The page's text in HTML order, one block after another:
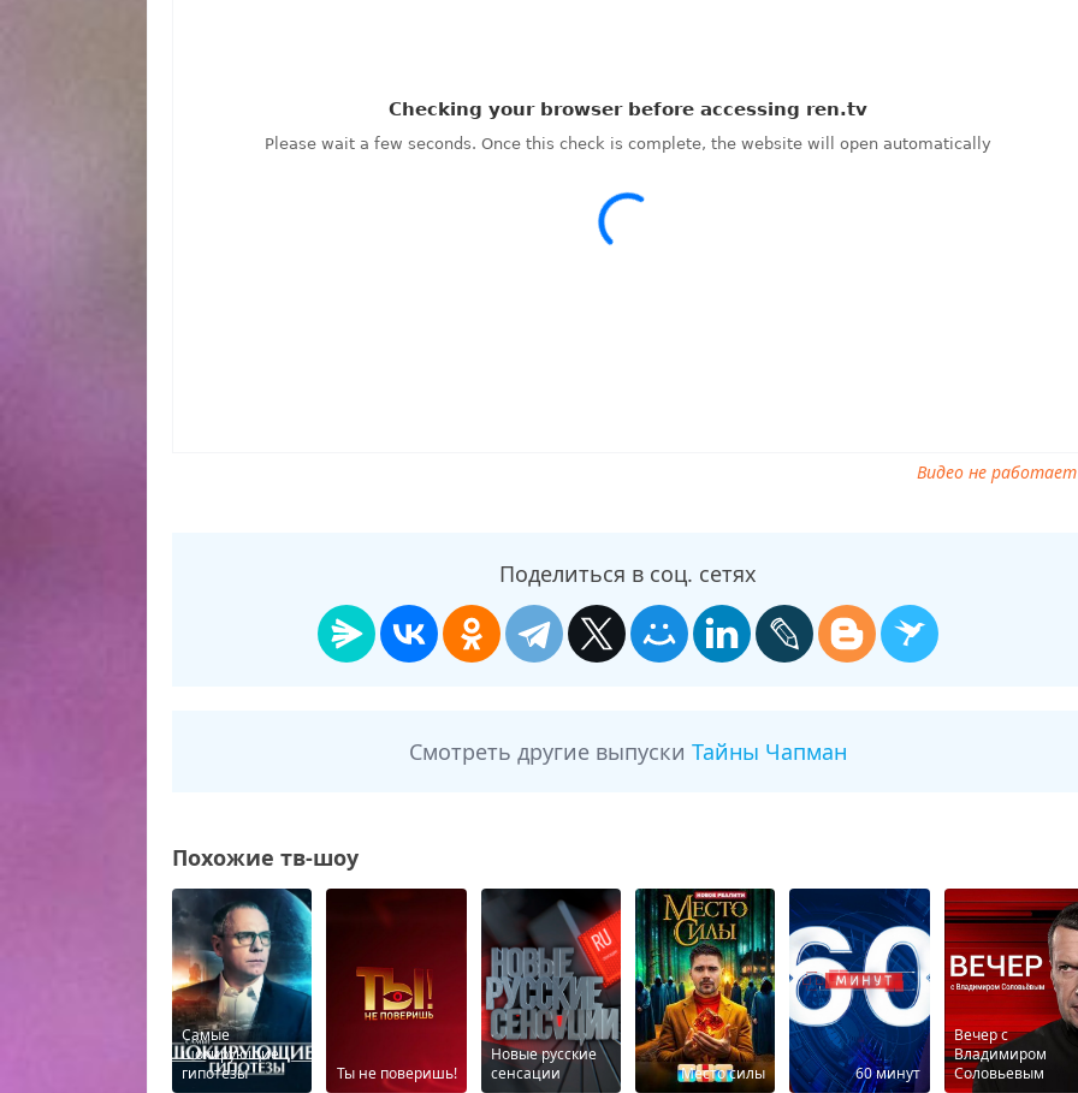
Видео не
Поделиться в соц. сетях
Смотреть другие выпуски Тайны Чапман
Похожие тв-шоу
Самые
шокирующие
гипотезы
Ты не поверишь!
Новые русские
сенсации
Место силы 60 минут
Вечер с
Владимиром
Соловьевым